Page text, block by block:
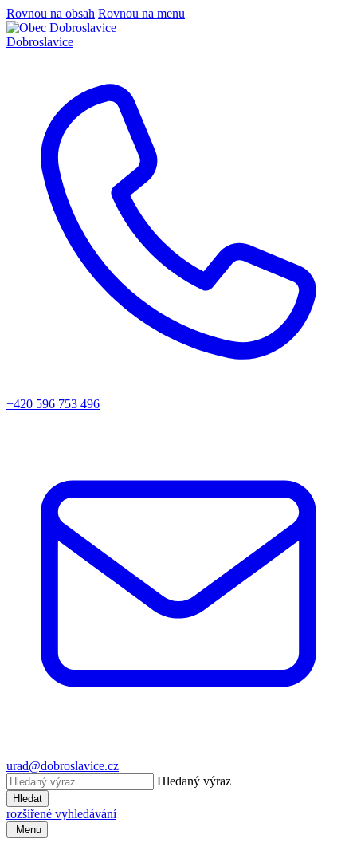
Rovnou na obsah Rovnou na menu
Dobroslavice
+420 596 753 496
urad@dobroslavice.cz
Hledaný výraz
Hledat
rozšířené vyhledávání
Menu